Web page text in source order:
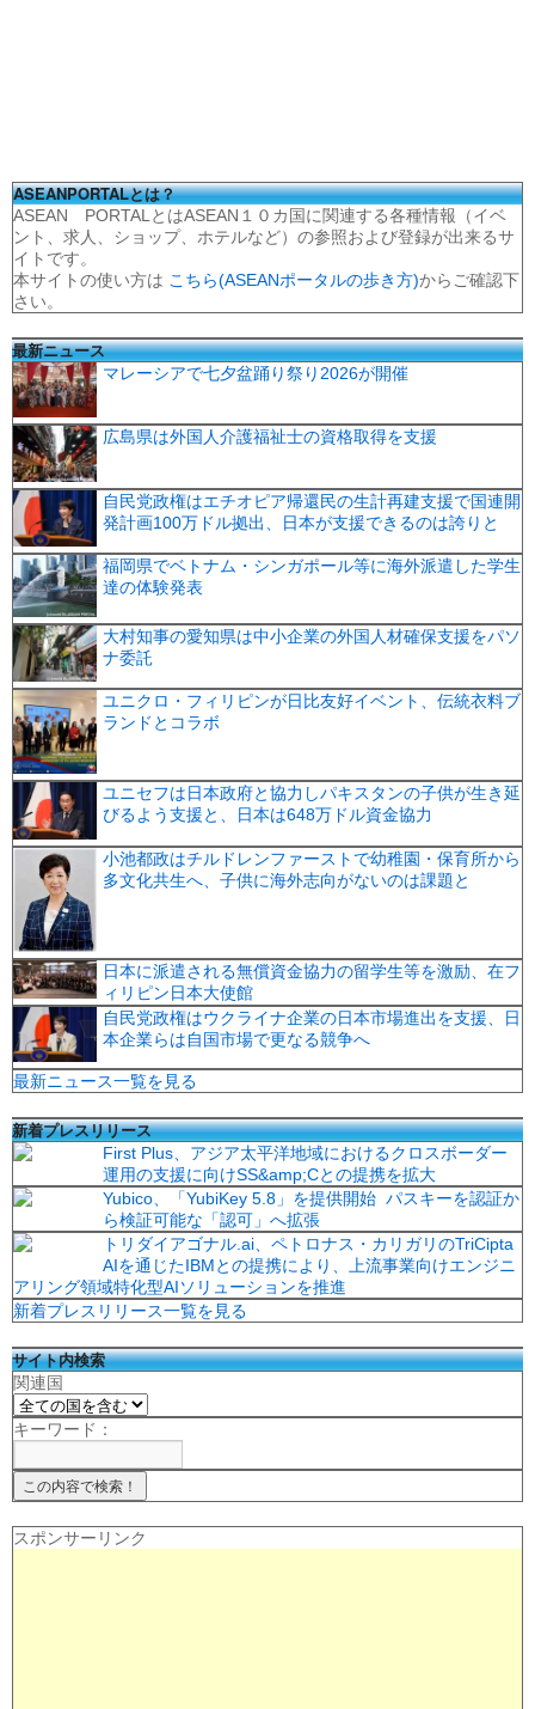
ASEANPORTALとは？
ASEAN PORTALとはASEAN１０カ国に関連する各種情報（イベ
ント、求人、ショップ、ホテルなど）の参照および登録が出来るサ
イトです。
本サイトの使い方は こちら(ASEANポータルの歩き方)からご確認下
さい。
最新ニュース
マレーシアで七夕盆踊り祭り2026が開催
広島県は外国人介護福祉士の資格取得を支援
自民党政権はエチオピア帰還民の生計再建支援で国連開
発計画100万ドル拠出、日本が支援できるのは誇りと
福岡県でベトナム・シンガポール等に海外派遣した学生
達の体験発表
大村知事の愛知県は中小企業の外国人材確保支援をパソ
ナ委託
ユニクロ・フィリピンが日比友好イベント、伝統衣料ブ
ランドとコラボ
ユニセフは日本政府と協力しパキスタンの子供が生き延
びるよう支援と、日本は648万ドル資金協力
小池都政はチルドレンファーストで幼稚園・保育所から
多文化共生へ、子供に海外志向がないのは課題と
日本に派遣される無償資金協力の留学生等を激励、在フ
ィリピン日本大使館
自民党政権はウクライナ企業の日本市場進出を支援、日
本企業らは自国市場で更なる競争へ
最新ニュース一覧を見る
新着プレスリリース
First Plus、アジア太平洋地域におけるクロスボーダー
運用の支援に向けSS&amp;Cとの提携を拡大
Yubico、「YubiKey 5.8」を提供開始 パスキーを認証か
ら検証可能な「認可」へ拡張
トリダイアゴナル.ai、ペトロナス・カリガリのTriCipta
AIを通じたIBMとの提携により、上流事業向けエンジニ
アリング領域特化型AIソリューションを推進
新着プレスリリース一覧を見る
サイト内検索
関連国
キーワード：
スポンサーリンク